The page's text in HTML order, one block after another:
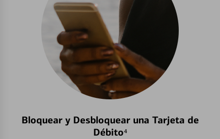
Bloquear y Desbloquear una Tarjeta de
Débito⁴